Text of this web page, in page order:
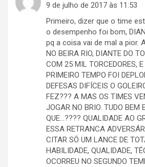
9 de julho de 2017 às 11:53
Primeiro, dizer que o time
o desempenho foi bom,
pq a coisa vai de mal a pior.
NO BEIRA RIO, DIANTE DO
COM 25 MIL TORCEDORES,
PRIMEIRO TEMPO FOI
DEFESAS DIFÍCEIS O
FEZ??? A MAS OS TIMES
JOGAR NO BRIO. TUDO BEM
QUE…???? QUALIDADE AO
ESSA RETRANCA
CITAR SÓ UM LANCE DE
HABILIDADE, QUALIDADE,
OCORREU NO SEGUNDO